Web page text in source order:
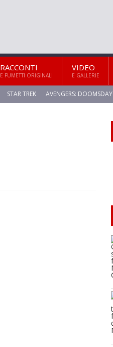
RACCONTI
E FUMETTI ORIGINALI
VIDEO
E GALLERIE
STAR TREK AVENGERS: DOOMSDAY